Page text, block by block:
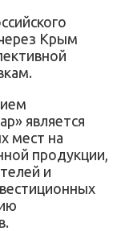
Крым
является
мест на
продукции,
и